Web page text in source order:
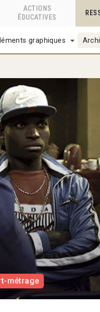
ACTIONS
ÉDUCATIVES
graphiques
métrage